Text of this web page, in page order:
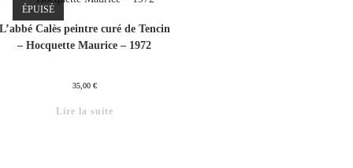
ÉPUISÉ
Calès peintre curé de Tencin
– Hocquette Maurice – 1972
35,00 €
Lire la suite